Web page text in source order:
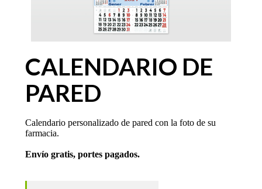
CALENDARIO DE
PARED
Calendario personalizado de pared con la foto de su
farmacia.
Envío gratis, portes pagados.